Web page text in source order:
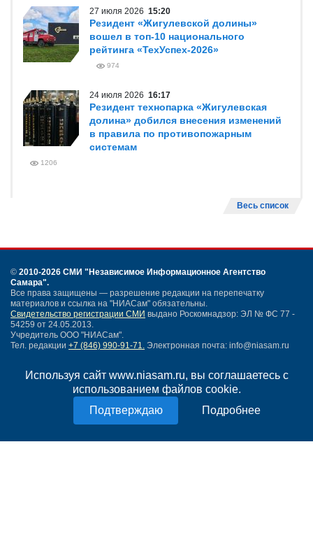
Используя сайт www.niasam.ru, вы соглашаетесь с
использованием файлов cookie.
Подробнее
27 июля 2026 15:20
Резидент «Жигулевской долины»
вошел в топ-10 национального
рейтинга «ТехУспех-2026»
974
24 июля 2026 16:17
Резидент технопарка «Жигулевская
долина» добился внесения изменений
в правила по противопожарным
системам
1206
Весь список
© 2010-2026 СМИ "Независимое Информационное Агентство
Самара".
Все права защищены — разрешение редакции на перепечатку
материалов и ссылка на "НИАСам" обязательны.
Свидетельство регистрации СМИ выдано Роскомнадзор: ЭЛ № ФС 77 -
54259 от 24.05.2013.
Учредитель ООО "НИАСам".
Тел. редакции +7 (846) 990-91-71. Электронная почта: info@niasam.ru
Карта сайта
Нашли ошибку?
Политика конфиденциальности
Согласие на обработку персональных данных